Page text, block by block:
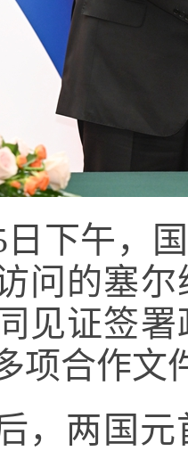
日下午，
问的塞
见证签
项合作文
两国元